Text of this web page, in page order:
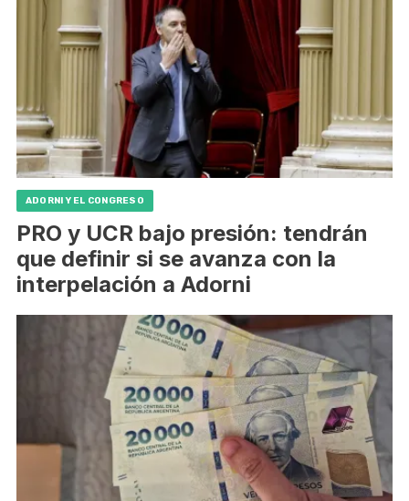
ADORNI Y EL CONGRESO
PRO y UCR bajo presión: tendrán
que definir si se avanza con la
interpelación a Adorni